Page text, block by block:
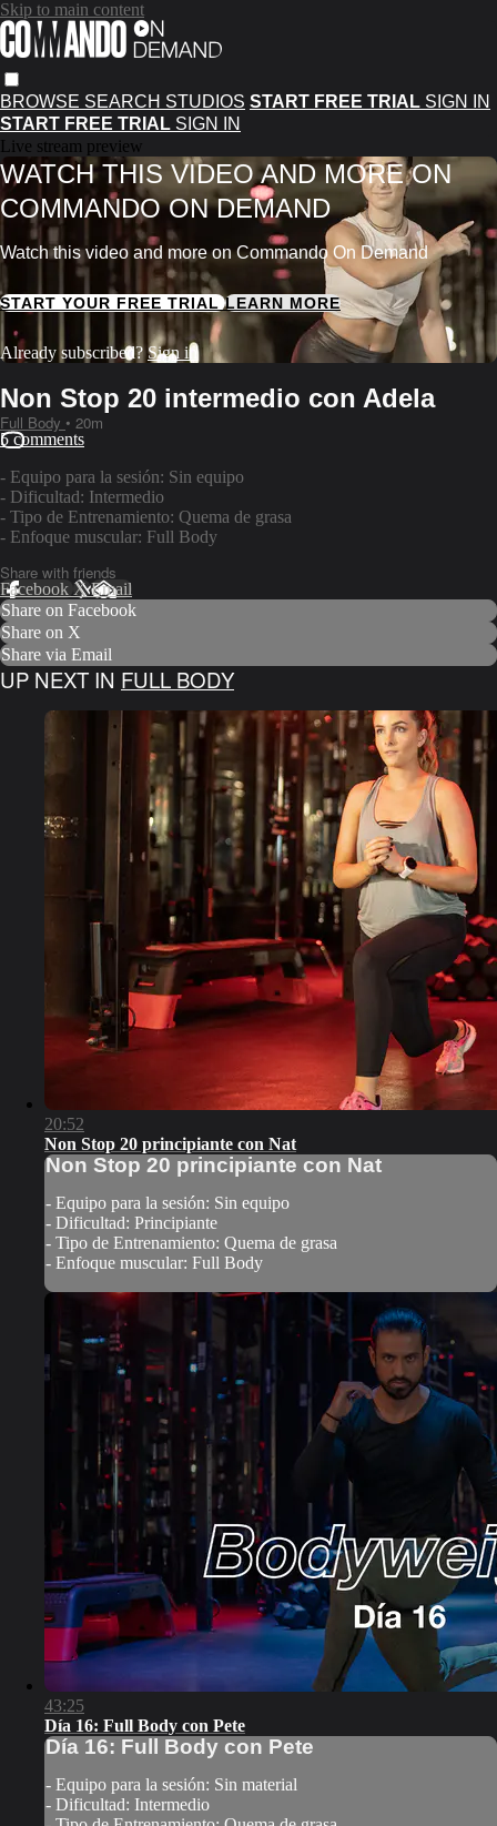
Skip to main content
BROWSE SEARCH STUDIOS START FREE TRIAL SIGN IN
START FREE TRIAL SIGN IN
Live stream preview
WATCH THIS VIDEO AND MORE ON
COMMANDO ON DEMAND
Watch this video and more on Commando On Demand
START YOUR FREE TRIALLEARN MORE
Already subscribed?Sign in
Non Stop 20 intermedio con Adela
Full Body • 20m
5 comments
- Equipo para la sesión: Sin equipo
- Dificultad: Intermedio
- Tipo de Entrenamiento: Quema de grasa
- Enfoque muscular: Full Body
Share with friends
Facebook XEmail
Share on Facebook
Share on X
Share via Email
UP NEXT IN FULL BODY
20:52
Non Stop 20 principiante con Nat
Non Stop 20 principiante con Nat
- Equipo para la sesión: Sin equipo
- Dificultad: Principiante
- Tipo de Entrenamiento: Quema de grasa
- Enfoque muscular: Full Body
43:25
Día 16: Full Body con Pete
Día 16: Full Body con Pete
- Equipo para la sesión: Sin material
- Dificultad: Intermedio